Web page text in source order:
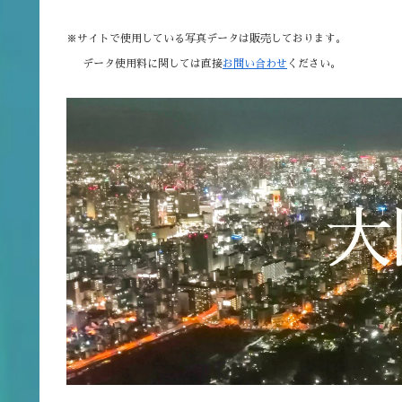
※サイトで使用している写真データは販売しております。
データ使用料に関しては直接お問い合わせ ください。